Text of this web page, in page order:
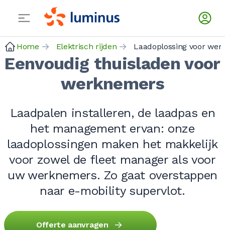
Home Elektrisch rijden
Eenvoudig thuisladen voor
werknemers
Laadpalen installeren, de laadpas en
het management ervan: onze
laadoplossingen maken het makkelijk
voor zowel de fleet manager als voor
uw werknemers. Zo gaat overstappen
naar e-mobility supervlot.
Offerte aanvragen